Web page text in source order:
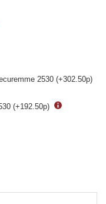
2530 (+302.50р)
(+192.50р)